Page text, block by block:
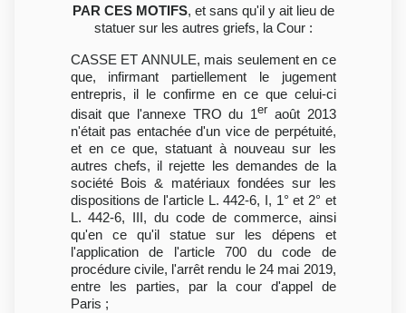
PAR CES MOTIFS, et sans qu'il y ait lieu de
statuer sur les autres griefs, la Cour :
CASSE ET ANNULE, mais seulement en ce
que, infirmant partiellement le jugement
entrepris, il le confirme en ce que celui-ci
disait que l'annexe TRO du 1er août 2013
n'était pas entachée d'un vice de perpétuité,
et en ce que, statuant à nouveau sur les
autres chefs, il rejette les demandes de la
société Bois & matériaux fondées sur les
dispositions de l'article L. 442-6, I, 1° et 2° et
L. 442-6, III, du code de commerce, ainsi
qu'en ce qu'il statue sur les dépens et
l'application de l'article 700 du code de
procédure civile, l'arrêt rendu le 24 mai 2019,
entre les parties, par la cour d'appel de
Paris ;